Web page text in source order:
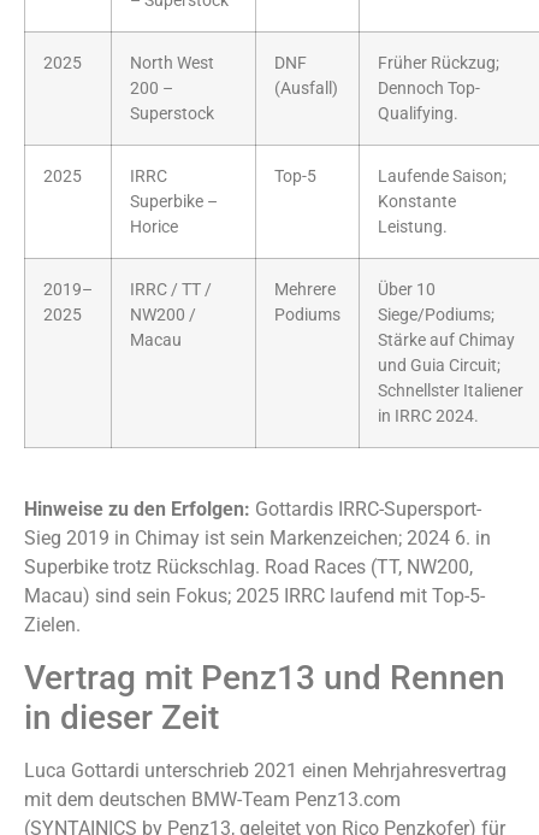
2025
North West
200 –
Superstock
DNF
(Ausfall)
Früher Rückzug;
Dennoch Top-
Qualifying.
2025
IRRC
Superbike –
Horice
Top-5
Laufende Saison;
Konstante
Leistung.
2019–
2025
IRRC / TT /
NW200 /
Macau
Mehrere
Podiums
Über 10
Siege/Podiums;
Stärke auf Chimay
und Guia Circuit;
Schnellster Italiener
in IRRC 2024.
Hinweise zu den Erfolgen: Gottardis IRRC-Supersport-
Sieg 2019 in Chimay ist sein Markenzeichen; 2024 6. in
Superbike trotz Rückschlag. Road Races (TT, NW200,
Macau) sind sein Fokus; 2025 IRRC laufend mit Top-5-
Zielen.
Vertrag mit Penz13 und Rennen
in dieser Zeit
Luca Gottardi unterschrieb 2021 einen Mehrjahresvertrag
mit dem deutschen BMW-Team Penz13.com
(SYNTAINICS by Penz13, geleitet von Rico Penzkofer) für